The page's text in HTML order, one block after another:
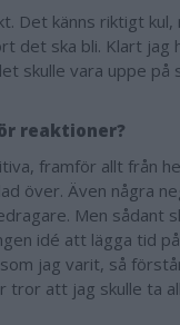
Det känns riktigt kul,
det ska bli. Klart jag
skulle vara uppe på
reaktioner?
framför allt från
över. Även några
Men sådant
idé att lägga tid
jag varit, så
tror att jag skulle ta